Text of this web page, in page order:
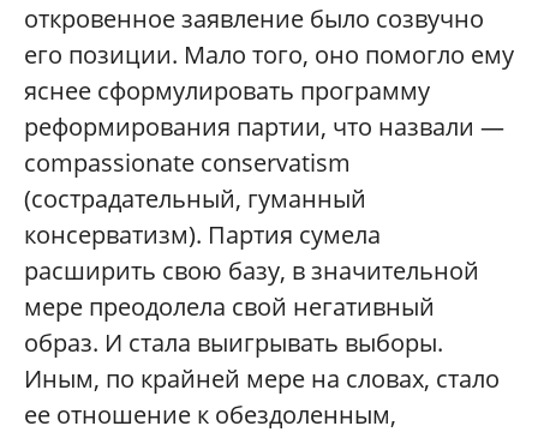
откровенное заявление было созвучно
его позиции. Мало того, оно помогло ему
яснее сформулировать программу
реформирования партии, что назвали —
compassionate conservatism
(сострадательный, гуманный
консерватизм). Партия сумела
расширить свою базу, в значительной
мере преодолела свой негативный
образ. И стала выигрывать выборы.
Иным, по крайней мере на словах, стало
ее отношение к обездоленным,